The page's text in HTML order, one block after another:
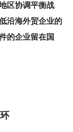
区协调平衡战
沿海外贸企业的
的企业留在国